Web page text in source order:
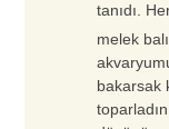
tanıdı.
melek
bakarsak